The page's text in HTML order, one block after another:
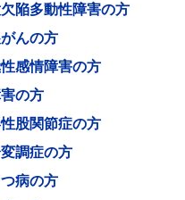
陥多動性障害の方
んの方
感情障害の方
の方
股関節症の方
調症の方
病の方